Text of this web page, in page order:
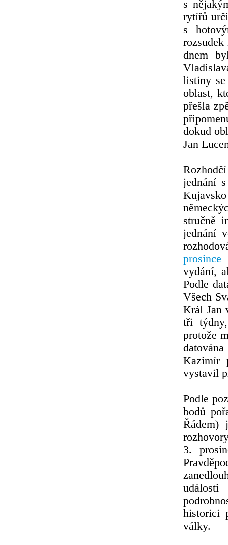
s
rytířů
s
dnem
listiny se
oblast,
přešla
dokud
Jan
jednání
stručně
jednání
prosince
vydání,
Podle
Všech
Král Jan
tři
protože
Kazimír
vystavil
Podle
bodů
Řádem)
3.
historici
války.